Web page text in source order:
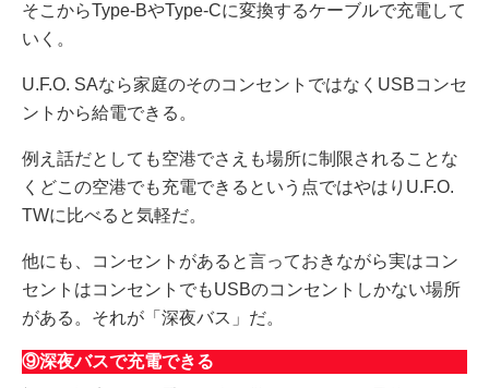
そこからType-BやType-Cに変換するケーブルで充電して
いく。
U.F.O. SAなら家庭のそのコンセントではなくUSBコンセ
ントから給電できる。
例え話だとしても空港でさえも場所に制限されることな
くどこの空港でも充電できるという点ではやはりU.F.O.
TWに比べると気軽だ。
他にも、コンセントがあると言っておきながら実はコン
セントはコンセントでもUSBのコンセントしかない場所
がある。それが「深夜バス」だ。
⑨深夜バスで充電できる